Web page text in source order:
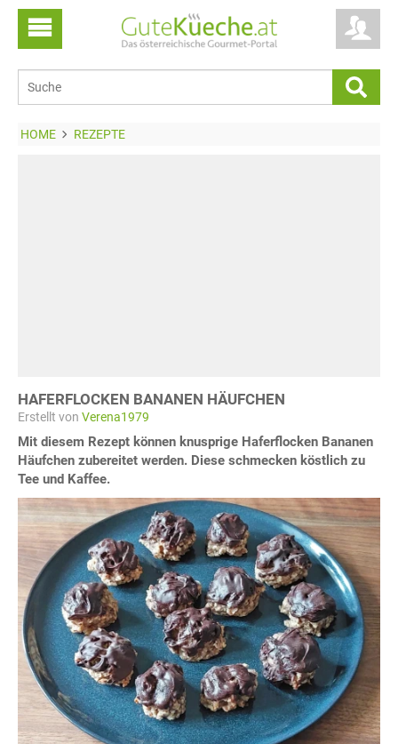
HOME REZEPTE
HAFERFLOCKEN BANANEN HÄUFCHEN
Erstellt von Verena1979
Mit diesem Rezept können knusprige Haferflocken Bananen
Häufchen zubereitet werden. Diese schmecken köstlich zu
Tee und Kaffee.